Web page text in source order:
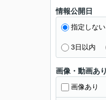
情報公開日
指定しない
3日以内
画像・動画あり
画像あり